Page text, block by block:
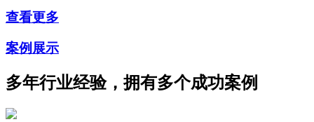
查看更多
案例展示
多年行业经验，拥有多个成功案例